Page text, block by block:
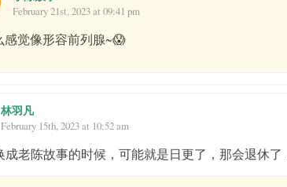
February 21st, 2023 at 09:41 pm
感觉像形容前列腺~😱
林羽凡
February 15th, 2023 at 10:52 am
成老陈故事的时候，可能就是日更了，那会退休